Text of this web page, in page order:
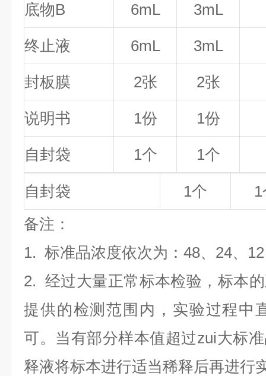
底物B 6mL 3mL
终止液 6mL 3mL
封板膜 2张 2张
说明书 1份 1份
自封袋 1个 1个
自封袋 1个
备注 ：
1. 标准品浓度依次为：48、24、
2. 经过大量正常标本检验，标本
提供的检测范围内，实验过程中
可。当有部分样本值超过zui大标
释液将标本进行适当稀释后再进行